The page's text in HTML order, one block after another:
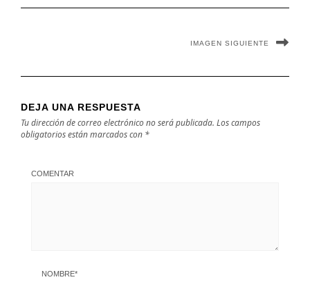
IMAGEN SIGUIENTE
DEJA UNA RESPUESTA
Tu dirección de correo electrónico no será publicada. Los campos
obligatorios están marcados con *
COMENTAR
NOMBRE*